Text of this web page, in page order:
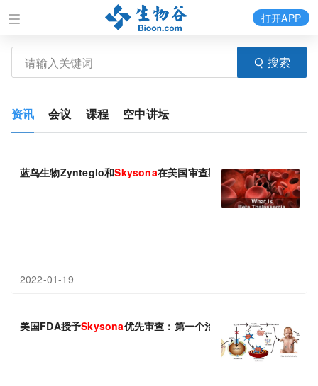
搜索
打开APP
资讯 会议 课程 空中讲坛
蓝鸟生物Zynteglo和Skysona在美国审查期均延长3个月!
2022-01-19
美国FDA授予Skysona优先审查：第一个治疗脑肾上腺脑白质营